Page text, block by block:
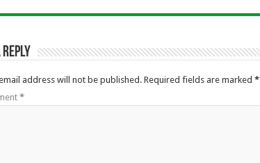
Reply
address will not be published. Required fields are marked *
*